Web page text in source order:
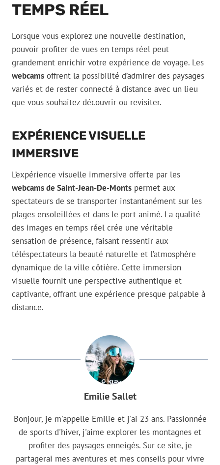
TEMPS RÉEL
Lorsque vous explorez une nouvelle destination,
pouvoir profiter de vues en temps réel peut
grandement enrichir votre expérience de voyage. Les
webcams offrent la possibilité d’admirer des paysages
variés et de rester connecté à distance avec un lieu
que vous souhaitez découvrir ou revisiter.
EXPÉRIENCE VISUELLE
IMMERSIVE
L’expérience visuelle immersive offerte par les
webcams de Saint-Jean-De-Monts permet aux
spectateurs de se transporter instantanément sur les
plages ensoleillées et dans le port animé. La qualité
des images en temps réel crée une véritable
sensation de présence, faisant ressentir aux
téléspectateurs la beauté naturelle et l’atmosphère
dynamique de la ville côtière. Cette immersion
visuelle fournit une perspective authentique et
captivante, offrant une expérience presque palpable à
distance.
Emilie Sallet
Bonjour, je m'appelle Emilie et j'ai 23 ans. Passionnée
de sports d'hiver, j'aime explorer les montagnes et
profiter des paysages enneigés. Sur ce site, je
partagerai mes aventures et mes conseils pour vivre